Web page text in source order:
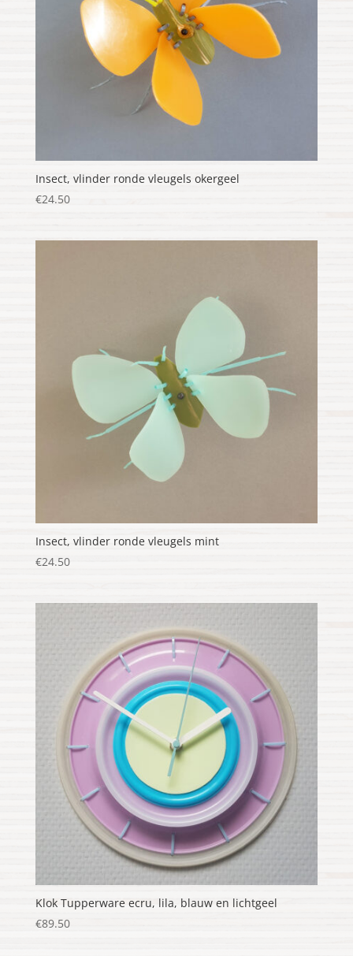
Insect, vlinder ronde vleugels okergeel
€24.50
Insect, vlinder ronde vleugels mint
€24.50
Klok Tupperware ecru, lila, blauw en lichtgeel
€89.50